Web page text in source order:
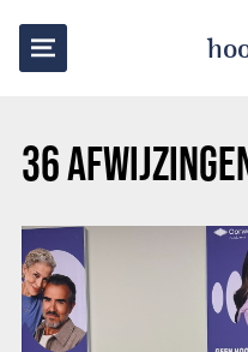
36
TERUG NAAR OVERZICHT